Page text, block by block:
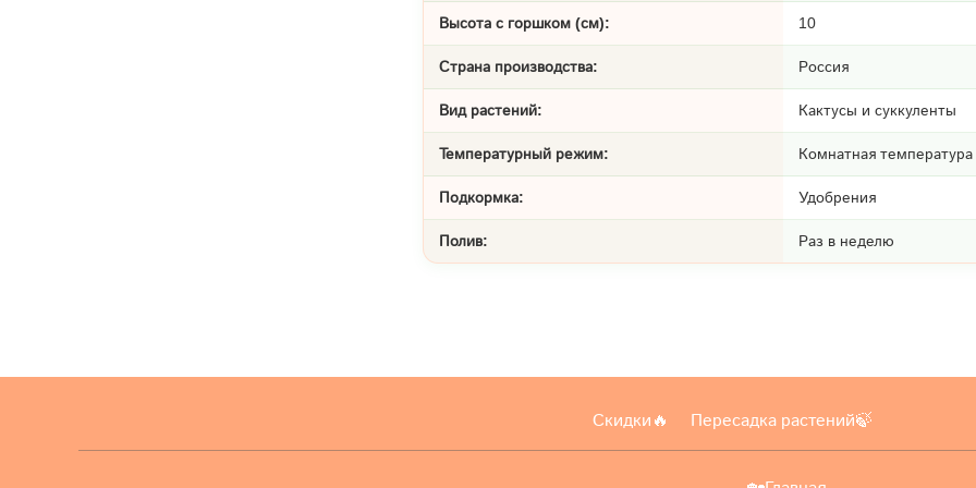
Высота с горшком (см): 10
Страна производства: Россия
Вид растений: Кактусы и суккуленты
Температурный режим: Комнатная температура
Подкормка: Удобрения
Полив: Раз в неделю
Скидки🔥 Пересадка растений🍃